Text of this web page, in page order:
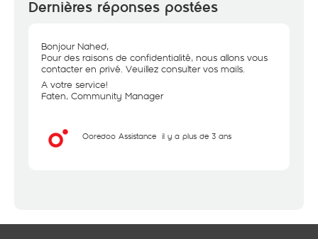
Dernières réponses postées
Bonjour Nahed,
Pour des raisons de confidentialité, nous allons vous
contacter en privé. Veuillez consulter vos mails.
A votre service!
Faten, Community Manager
Ooredoo Assistance il y a plus de 3 ans